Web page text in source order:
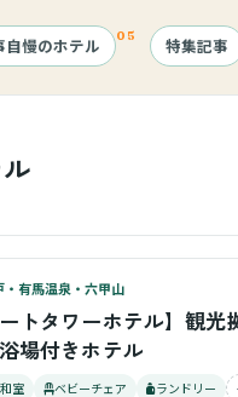
自慢のホテル 特集記事
・有馬温泉・六甲山
ートタワーホテル】観光
場付きホテル
和室 ベビーチェア ランドリー